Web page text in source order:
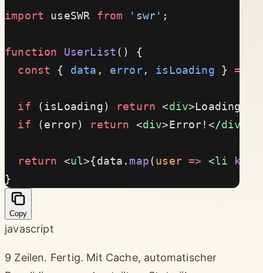
import useSWR from 'swr' ;
function UserList () {
  const
{ data , error, isLoading } =
  if
(isLoading) return <div
  if
(error) return <div>Error!</div
  return
<ul>{data. map(user => <li key
}
Copy
javascript
9 Zeilen. Fertig. Mit Cache, automatischer